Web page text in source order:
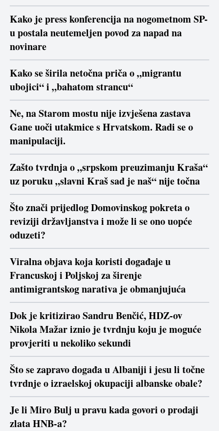
Kako je press konferencija na nogometnom SP-
u postala neutemeljen povod za napad na
novinare
Kako se širila netočna priča o „migrantu
ubojici“ i „bahatom strancu“
Ne, na Starom mostu nije izvješena zastava
Gane uoči utakmice s Hrvatskom. Radi se o
manipulaciji.
Zašto tvrdnja o „srpskom preuzimanju Kraša“
uz poruku „slavni Kraš sad je naš“ nije točna
Što znači prijedlog Domovinskog pokreta o
reviziji državljanstva i može li se ono uopće
oduzeti?
Viralna objava koja koristi događaje u
Francuskoj i Poljskoj za širenje
antimigrantskog narativa je obmanjujuća
Dok je kritizirao Sandru Benčić, HDZ-ov
Nikola Mažar iznio je tvrdnju koju je moguće
provjeriti u nekoliko sekundi
Što se zapravo događa u Albaniji i jesu li točne
tvrdnje o izraelskoj okupaciji albanske obale?
Je li Miro Bulj u pravu kada govori o prodaji
zlata HNB-a?